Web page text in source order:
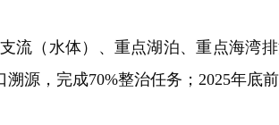
（水体）、重点湖泊、重点海湾
源，完成70%整治任务；2025年底